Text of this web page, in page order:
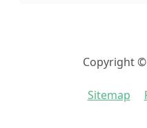
Copyright ©
Sitemap